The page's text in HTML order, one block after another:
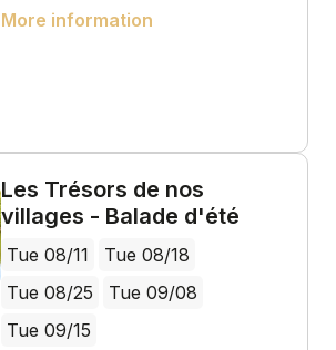
More information
Les Trésors de nos
villages - Balade d'été
Tue 08/11
Tue 08/18
Tue 08/25
Tue 09/08
Tue 09/15